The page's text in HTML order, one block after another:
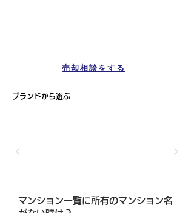
売却相談をする
ブランドから選ぶ
​マンション一覧に所有のマンション名